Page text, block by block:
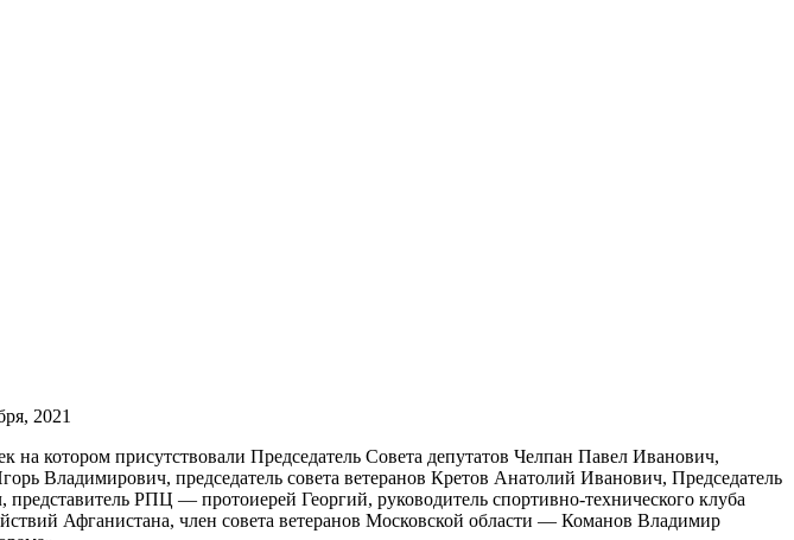
2021
котором присутствовали Председатель Совета депутатов Челпан Павел Иванович,
Владимирович, председатель совета ветеранов Кретов Анатолий Иванович, Председатель
РПЦ — протоиерей Георгий, руководитель спортивно-технического клуба
Афганистана, член совета ветеранов Московской области — Команов Владимир